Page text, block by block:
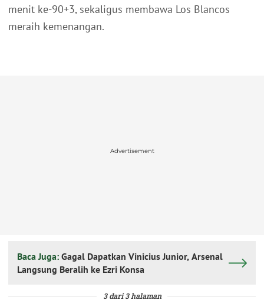
menit ke-90+3, sekaligus membawa Los Blancos
meraih kemenangan.
Advertisement
Baca Juga: Gagal Dapatkan Vinicius Junior, Arsenal
Langsung Beralih ke Ezri Konsa
3 dari 3 halaman